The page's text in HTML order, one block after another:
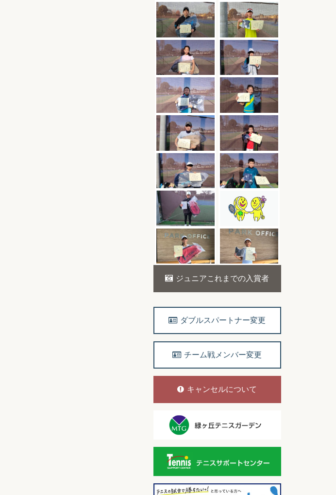
ジュニアこれまでの入賞者
ダブルスパートナー変更
チーム戦メンバー変更
キャンセルについて